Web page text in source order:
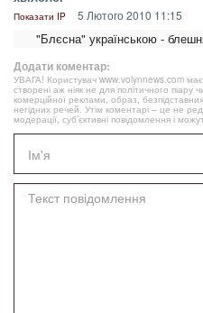
Показати IP 5 Лютого 2010 11:15
"Блєсна" українською -
Додати коментар:
УВАГА! Користувач www.volynnews.com
створені аж ніяк не для політичного піару
комерційної реклами, образ,
негідних речей. Утім коментарі – це не
модерації, суб’єктивні повідомлення і